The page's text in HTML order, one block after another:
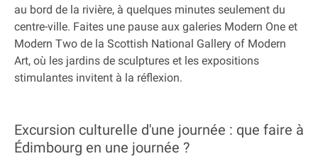
au bord de la rivière, à quelques minutes seulement du
centre-ville. Faites une pause aux galeries Modern One et
Modern Two de la Scottish National Gallery of Modern
Art, où les jardins de sculptures et les expositions
stimulantes invitent à la réflexion.
Excursion culturelle d'une journée : que faire à
Édimbourg en une journée ?